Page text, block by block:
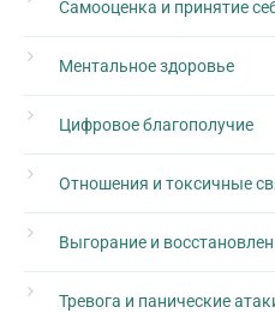
Самооценка и принятие
Ментальное здоровье
Цифровое благополучие
Отношения и токсичные
Выгорание и
Тревога и панические